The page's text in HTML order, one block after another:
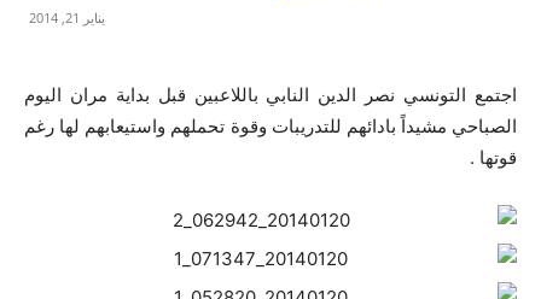
يناير 21, 2014
اجتمع التونسي نصر الدين النابي باللاعبين قبل بداية مران اليوم
الصباحي مشيداً بادائهم للتدريبات وقوة تحملهم واستيعابهم لها رغم
قوتها .